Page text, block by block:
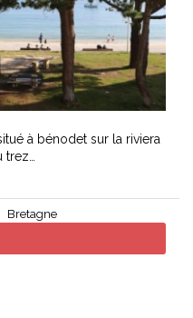
à bénodet sur la riviera
Bretagne